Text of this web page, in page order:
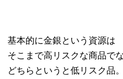
基本的に金銀という資源は
そこまで高リスクな商品で
どちらというと低リスク品。